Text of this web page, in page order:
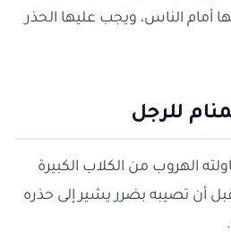
الناس، ويجب عليها الحذر
للرجل
الهروب من الكلاب الكبيرة
أن تصيبه بضرر يشير إلى حذره